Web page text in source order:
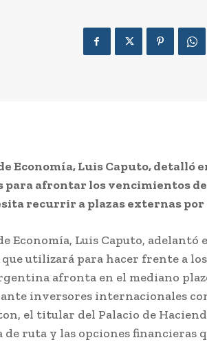
Economía, Luis Caputo, detalló
para afrontar los vencimientos
recurrir a plazas externas por
Economía, Luis Caputo, adelantó
que utilizará para hacer frente a
afronta en el mediano
inversores internacionales
el titular del Palacio de
de ruta y las opciones financieras